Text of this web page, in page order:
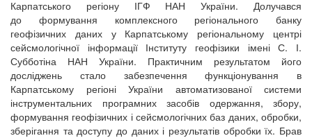
Карпатського регіону ІГФ НАН України. Долучався
до формування комплексного регіонального банку
геофізичних даних у Карпатському регіональному центрі
сейсмологічної інформації Інституту геофізики імені С. І.
Субботіна НАН України. Практичним результатом його
досліджень стало забезпечення функціонування в
Карпатському регіоні України автоматизованої системи
інструментальних програмних засобів одержання, збору,
формування геофізичних і сейсмологічних баз даних, обробки,
зберігання та доступу до даних і результатів обробки їх. Брав